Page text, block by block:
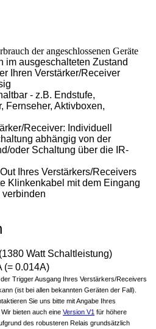
der angeschlossenen Geräte
im ausgeschalteten Zustand
Ihren Verstärker/Receiver
- z.B. Endstufe,
Fernseher, Aktivboxen,
Receiver: Individuell
abhängig von der
oder Schaltung über die IR-
Ihres Verstärkers/Receivers
Klinkenkabel mit dem Eingang
Watt Schaltleistung)
(= 0.014A)
Trigger Ausgang Ihres Verstärkers/Receivers
(ist bei allen bekannten Geräten der Fall).
Sie uns bitte mit Angabe Ihres
bieten auch eine Version V1 für höhere
des robusteren Relais grundsätzlich